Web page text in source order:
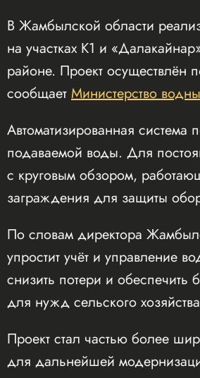
В Жамбылской области
на участках К1 и
районе. Проект осуществлён
сообщает Министерство
Автоматизированная
подаваемой воды. Для
с круговым обзором,
заграждения для защиты
По словам директора
упростит учёт и управление
снизить потери и
для нужд сельского
Проект стал частью более
для дальнейшей